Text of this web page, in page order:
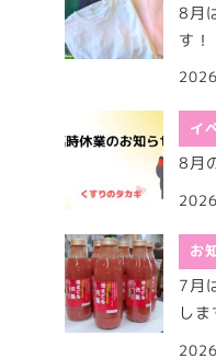
8月
す！
イ
8月
お
7月
しま